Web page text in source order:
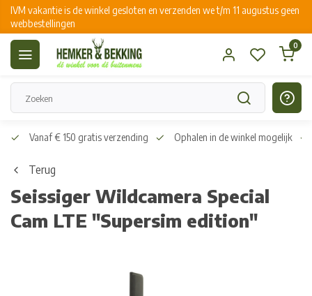
IVM vakantie is de winkel gesloten en verzenden we t/m 11 augustus geen
webbestellingen
0
Vanaf € 150 gratis verzending Ophalen in de winkel mogelijk
Terug
Seissiger Wildcamera Special
Cam LTE "Supersim edition"